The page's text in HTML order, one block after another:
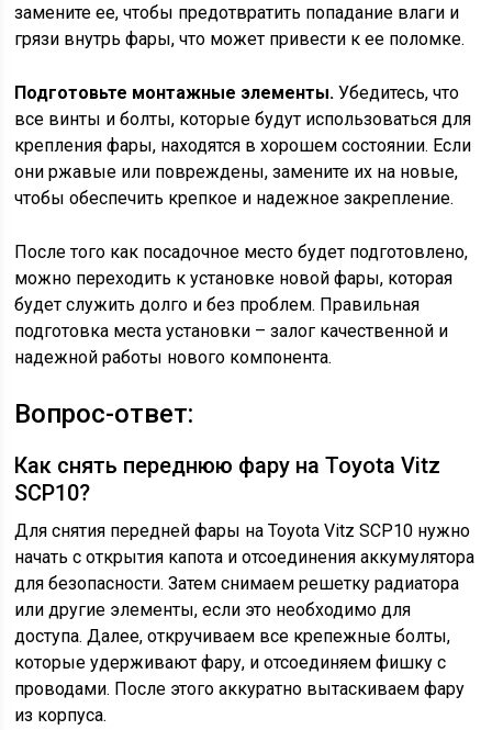
замените ее, чтобы предотвратить попадание влаги и
грязи внутрь фары, что может привести к ее поломке.
Подготовьте монтажные элементы. Убедитесь, что
все винты и болты, которые будут использоваться для
крепления фары, находятся в хорошем состоянии. Если
они ржавые или повреждены, замените их на новые,
чтобы обеспечить крепкое и надежное закрепление.
После того как посадочное место будет подготовлено,
можно переходить к установке новой фары, которая
будет служить долго и без проблем. Правильная
подготовка места установки – залог качественной и
надежной работы нового компонента.
Вопрос-ответ:
Как снять переднюю фару на Toyota Vitz
SCP10?
Для снятия передней фары на Toyota Vitz SCP10 нужно
начать с открытия капота и отсоединения аккумулятора
для безопасности. Затем снимаем решетку радиатора
или другие элементы, если это необходимо для
доступа. Далее, откручиваем все крепежные болты,
которые удерживают фару, и отсоединяем фишку с
проводами. После этого аккуратно вытаскиваем фару
из корпуса.